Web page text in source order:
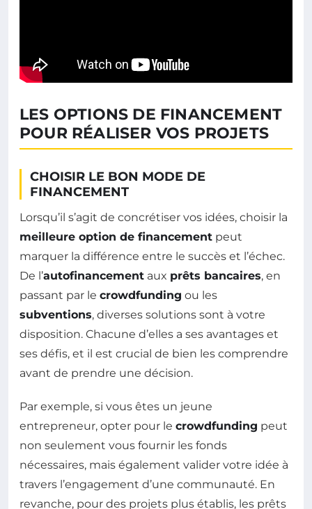
LES OPTIONS DE FINANCEMENT
POUR RÉALISER VOS PROJETS
CHOISIR LE BON MODE DE
FINANCEMENT
Lorsqu’il s’agit de concrétiser vos idées, choisir la
meilleure option de financement peut
marquer la différence entre le succès et l’échec.
De l’autofinancement aux prêts bancaires, en
passant par le crowdfunding ou les
subventions, diverses solutions sont à votre
disposition. Chacune d’elles a ses avantages et
ses défis, et il est crucial de bien les comprendre
avant de prendre une décision.
Par exemple, si vous êtes un jeune
entrepreneur, opter pour le crowdfunding peut
non seulement vous fournir les fonds
nécessaires, mais également valider votre idée à
travers l’engagement d’une communauté. En
revanche, pour des projets plus établis, les prêts